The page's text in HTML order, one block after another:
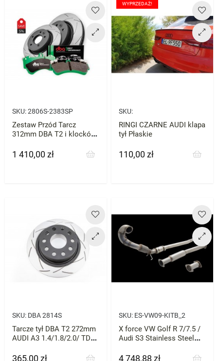
SKU:2806S-2383SP
Zestaw Przód Tarcz
312mm DBA T2 i klocków
1.4/1.8/2.0/ TD VW MQB
Cena
1 410,00 zł
SKU:
RINGI CZARNE AUDI klapa
tył Płaskie
Cena
110,00 zł
WYPRZEDAŻ!
SKU: DBA 2814S
Tarcze tył DBA T2 272mm
AUDI A3 1.4/1.8/2.0/ TD
Cena
365,00 zł
SKU: ES-VW09-KITB_2
X force VW Golf R 7/7.5 /
Audi S3 Stainless Steel
Cat
Cena
4 748,88 zł